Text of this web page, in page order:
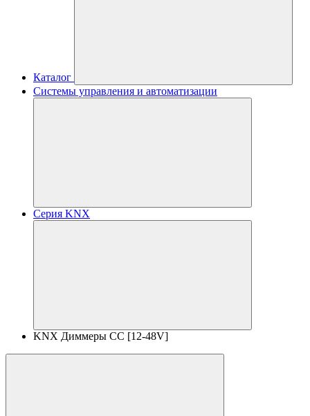
Каталог
Системы управления и автоматизации
Серия KNX
KNX Диммеры CC [12-48V]